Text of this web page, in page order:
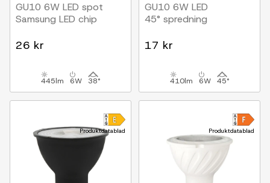
GU10 6W LED spot
Samsung LED chip
26 kr
445lm 6W 38°
GU10 6W LED
45° spredning
17 kr
410lm 6W 45°
Produktdatablad Produktdatablad